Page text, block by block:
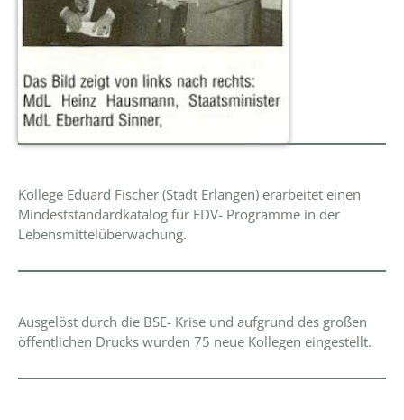
Kollege Eduard Fischer (Stadt Erlangen) erarbeitet einen
Mindeststandardkatalog für EDV- Programme in der
Lebensmittelüberwachung.
Ausgelöst durch die BSE- Krise und aufgrund des großen
öffentlichen Drucks wurden 75 neue Kollegen eingestellt.